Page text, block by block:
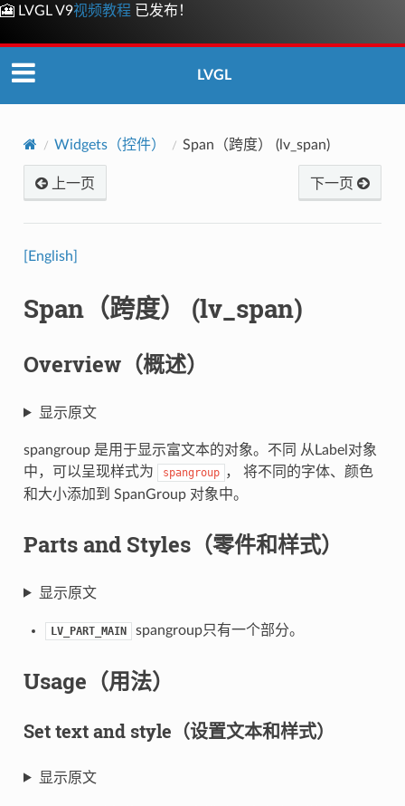
🎦 LVGL V9视频教程 已发布！
LVGL
Widgets（控件） Span（跨度） (lv_span)
上一页 下一页
[English]
Span（跨度） (lv_span)
Overview（概述）
显示原文
spangroup 是用于显示富文本的对象。不同 从Label对象
中，可以呈现样式为
spangroup ， 将不同的字体、颜色
和大小添加到 SpanGroup 对象中。
Parts and Styles（零件和样式）
显示原文
LV_PART_MAIN spangroup只有一个部分。
Usage（用法）
Set text and style（设置文本和样式）
显示原文